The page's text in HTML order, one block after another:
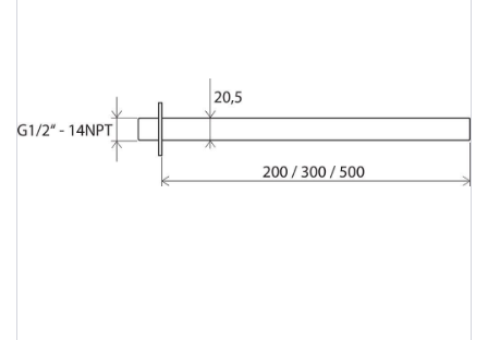
Душевые уголки
Поддоны для душа